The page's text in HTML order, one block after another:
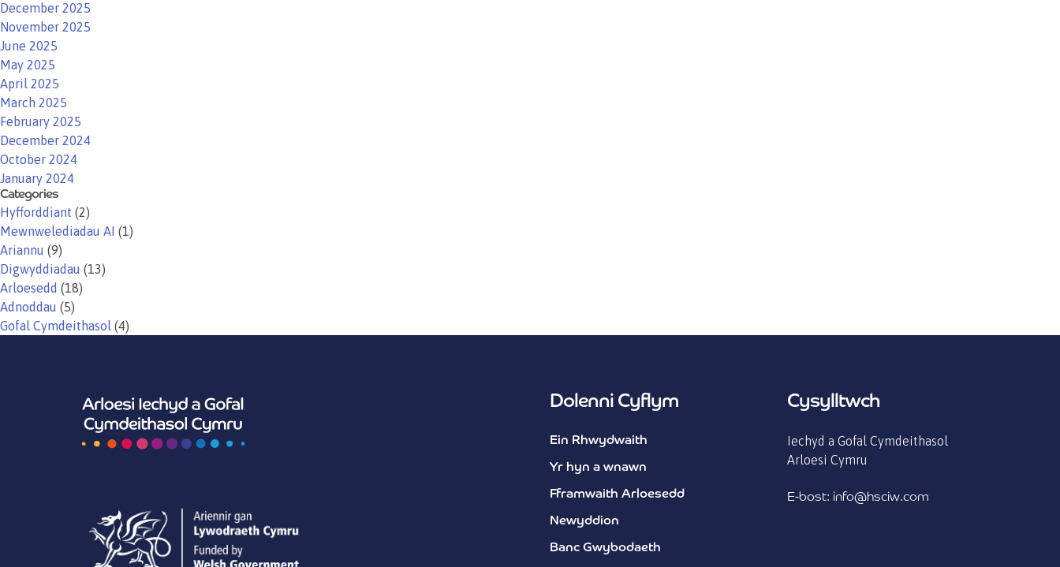
December 2025
November 2025
June 2025
May 2025
April 2025
March 2025
February 2025
December 2024
October 2024
January 2024
Categories
Hyfforddiant (2)
Mewnwelediadau AI (1)
Ariannu (9)
Digwyddiadau (13)
Arloesedd (18)
Adnoddau (5)
Gofal Cymdeithasol (4)
Dolenni Cyflym
Ein Rhwydwaith
Yr hyn a wnawn
Fframwaith Arloesedd
Newyddion
Banc Gwybodaeth
Cysylltwch
Iechyd a Gofal Cymdeithasol
Arloesi Cymru
E-bost: info@hsciw.com